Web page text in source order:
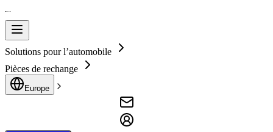
Solutions pour l’automobile
Pièces de rechange
Europe